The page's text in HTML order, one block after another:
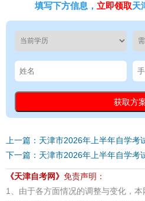
填写下方信息， 立即领取天
上一篇：天津市2026年上半年自学考
下一篇：天津市2026年上半年自学考
《天津自考网》 免责声明：
1、由于各方面情况的调整与变化，